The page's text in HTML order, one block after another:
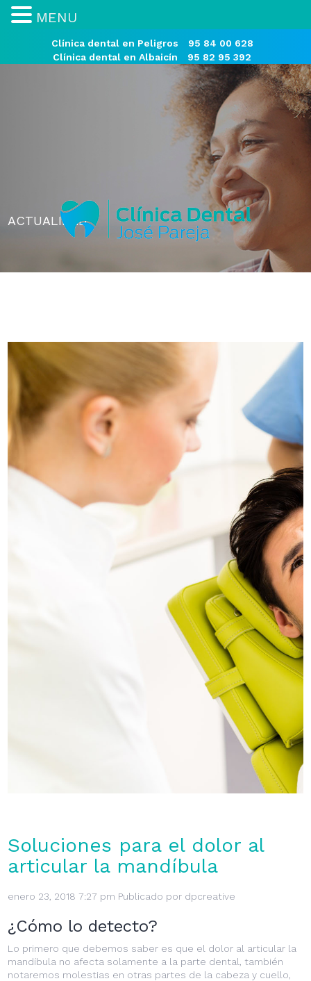
Clínica dental en Peligros
95 84 00 628
Clínica dental en Albaicín
95 82 95 392
ACTUALIDAD
Soluciones para el dolor al
articular la mandíbula
enero 23, 2018 7:27 pm Publicado por dpcreative
¿Cómo lo detecto?
Lo primero que debemos saber es que el dolor al articular la
mandíbula no afecta solamente a la parte dental, también
notaremos molestias en otras partes de la cabeza y cuello,
MENU